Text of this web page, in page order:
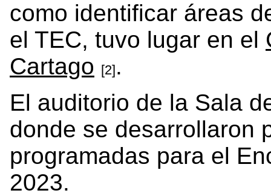
como identificar áreas
el TEC, tuvo lugar en el
Cartago [2].
El auditorio de la Sala
donde se desarrollaron
programadas para el
2023.